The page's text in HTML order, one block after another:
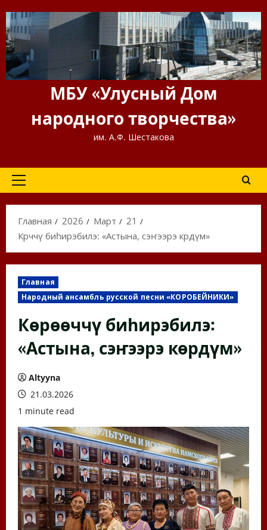
содержимому
МБУ «Улусный Дом
народного творчества»
им. А.Ф. Шестакова
Основное
Главная
2026 Март
21
Көрөөччү биһирэбилэ: «Астына, сэҥээрэ көрдүм»
Главная
Народный ансамбль русской песни «КОРОБЕЙНИКИ»
Көрөөччү биһирэбилэ:
«Астына, сэҥээрэ көрдүм»
Altyyna
21.03.2026
1 minute read